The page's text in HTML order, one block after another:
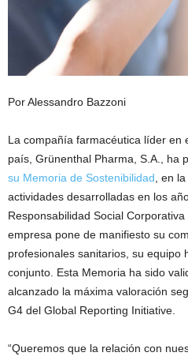
Por Alessandro Bazzoni
La compañía farmacéutica líder en
país, Grünenthal Pharma, S.A., ha
su Memoria de Sostenibilidad, en
actividades desarrolladas en los
Responsabilidad Social
empresa pone de manifiesto su
profesionales sanitarios, su equipo
conjunto. Esta Memoria ha sido
alcanzado la máxima valoración
G4 del Global Reporting Initiative.
“Queremos que la relación con